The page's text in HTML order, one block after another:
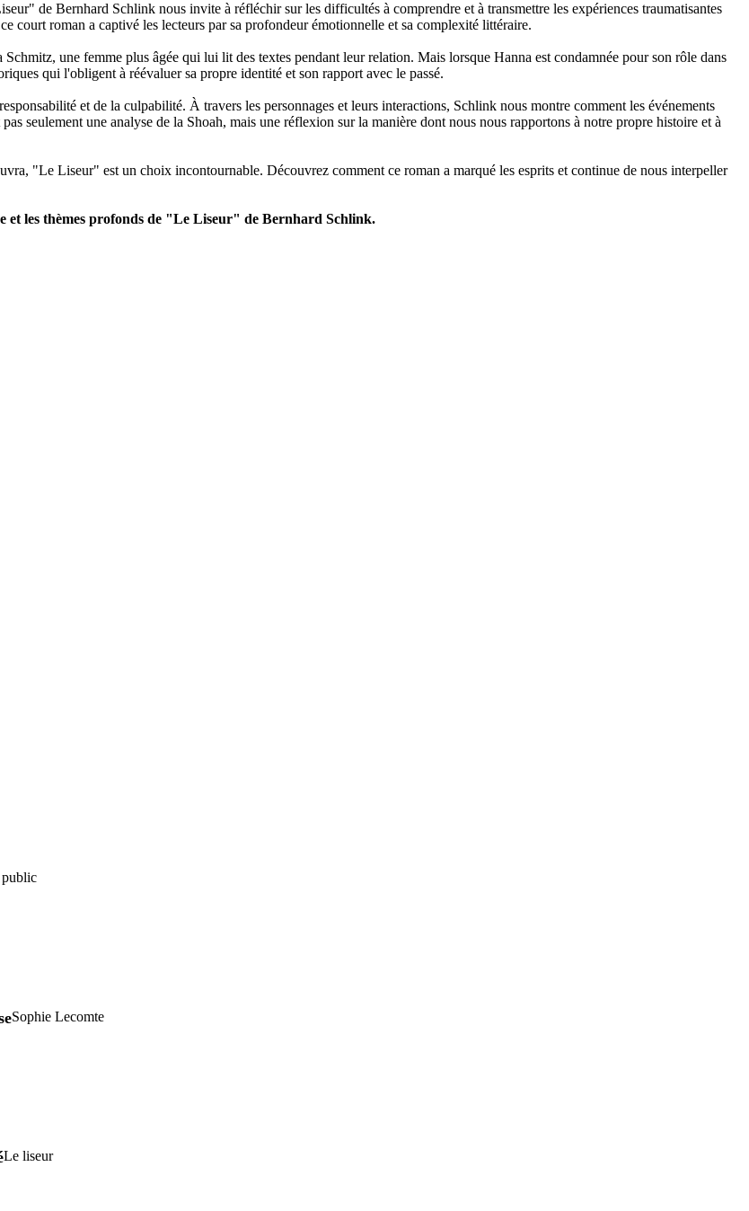
de Bernhard Schlink nous invite à réfléchir sur les difficultés à comprendre et à transmettre les expériences traumatisantes
court roman a captivé les lecteurs par sa profondeur émotionnelle et sa complexité littéraire.
une femme plus âgée qui lui lit des textes pendant leur relation. Mais lorsque Hanna est condamnée pour son rôle dans
qui l'obligent à réévaluer sa propre identité et son rapport avec le passé.
et de la culpabilité. À travers les personnages et leurs interactions, Schlink nous montre comment les événements
seulement une analyse de la Shoah, mais une réflexion sur la manière dont nous nous rapportons à notre propre histoire et à
"Le Liseur" est un choix incontournable. Découvrez comment ce roman a marqué les esprits et continue de nous interpeller
et les thèmes profonds de "Le Liseur" de Bernhard Schlink.
public
Sophie Lecomte
Le liseur